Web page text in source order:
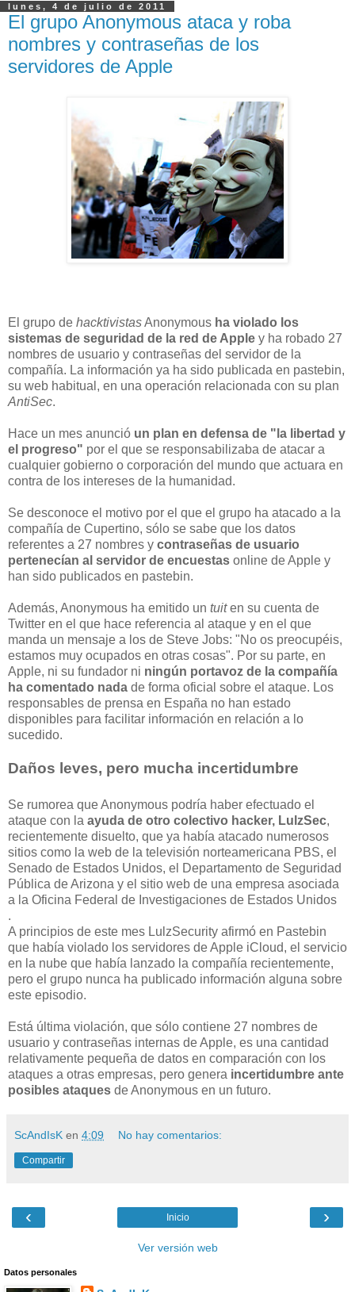
lunes, 4 de julio de 2011
El grupo Anonymous ataca y roba
nombres y contraseñas de los
servidores de Apple
El grupo de hacktivistasAnonymous ha violado los
sistemas de seguridad de la red de Apple y ha robado 27
nombres de usuario y contraseñas del servidor de la
compañía. La información ya ha sido publicada en pastebin,
su web habitual, en una operación relacionada con su plan
AntiSec.
Hace un mes anunció un plan en defensa de "la libertad y
el progreso" por el que se responsabilizaba de atacar a
cualquier gobierno o corporación del mundo que actuara en
contra de los intereses de la humanidad.
Se desconoce el motivo por el que el grupo ha atacado a la
compañía de Cupertino, sólo se sabe que los datos
referentes a 27 nombres y contraseñas de usuario
pertenecían al servidor de encuestas online de Apple y
han sido publicados en pastebin.
Además, Anonymous ha emitido un tuiten su cuenta de
Twitter en el que hace referencia al ataque y en el que
manda un mensaje a los de Steve Jobs: "No os preocupéis,
estamos muy ocupados en otras cosas". Por su parte, en
Apple, ni su fundador ni ningún portavoz de la compañía
ha comentado nada de forma oficial sobre el ataque. Los
responsables de prensa en España no han estado
disponibles para facilitar información en relación a lo
sucedido.
Daños leves, pero mucha incertidumbre
Se rumorea que Anonymous podría haber efectuado el
ataque con la ayuda de otro colectivo hacker, LulzSec,
recientemente disuelto, que ya había atacado numerosos
sitios como la web de la televisión norteamericana PBS, el
Senado de Estados Unidos, el Departamento de Seguridad
Pública de Arizona y el sitio web de una empresa asociada
a la Oficina Federal de Investigaciones de Estados Unidos
.
A principios de este mes LulzSecurity afirmó en Pastebin
que había violado los servidores de Apple iCloud, el servicio
en la nube que había lanzado la compañía recientemente,
pero el grupo nunca ha publicado información alguna sobre
este episodio.
Está última violación, que sólo contiene 27 nombres de
usuario y contraseñas internas de Apple, es una cantidad
relativamente pequeña de datos en comparación con los
ataques a otras empresas, pero genera incertidumbre ante
posibles ataques de Anonymous en un futuro.
ScAndIsK en 4:09 No hay comentarios:
Compartir
‹ ›
Inicio
Ver versión web
Datos personales